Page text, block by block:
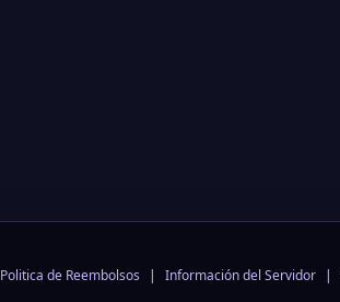
Politica de Reembolsos | Información del Servidor |